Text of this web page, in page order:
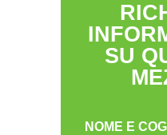
SU
NOME E